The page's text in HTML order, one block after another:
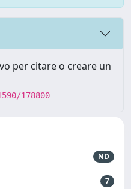
per citare o creare un
178800
ND
7